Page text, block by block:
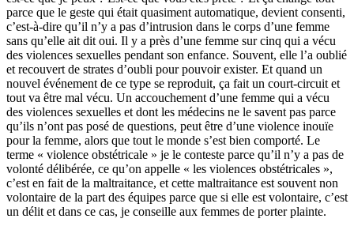
parce que le geste qui était quasiment automatique, devient consenti,
c’est-à-dire qu’il n’y a pas d’intrusion dans le corps d’une femme
sans qu’elle ait dit oui. Il y a près d’une femme sur cinq qui a vécu
des violences sexuelles pendant son enfance. Souvent, elle l’a oublié
et recouvert de strates d’oubli pour pouvoir exister. Et quand un
nouvel événement de ce type se reproduit, ça fait un court-circuit et
tout va être mal vécu. Un accouchement d’une femme qui a vécu
des violences sexuelles et dont les médecins ne le savent pas parce
qu’ils n’ont pas posé de questions, peut être d’une violence inouïe
pour la femme, alors que tout le monde s’est bien comporté. Le
terme « violence obstétricale » je le conteste parce qu’il n’y a pas de
volonté délibérée, ce qu’on appelle « les violences obstétricales »,
c’est en fait de la maltraitance, et cette maltraitance est souvent non
volontaire de la part des équipes parce que si elle est volontaire, c’est
un délit et dans ce cas, je conseille aux femmes de porter plainte.